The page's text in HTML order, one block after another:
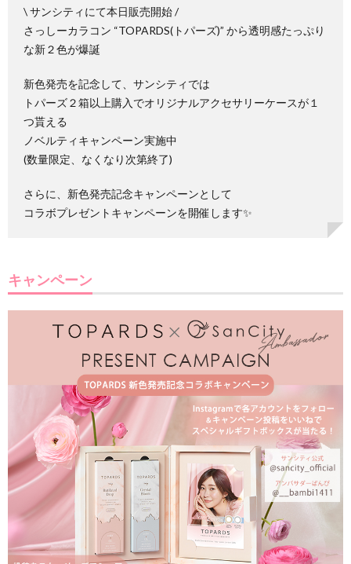
\ サンシティにて本日販売開始 /
さっしーカラコン “TOPARDS(トパーズ)” から透明感たっぷり
な新２色が爆誕⁡
新色発売を記念して、サンシティでは
トパーズ２箱以上購入でオリジナルアクセサリーケースが１
つ貰える
ノベルティキャンペーン実施中
(数量限定、なくなり次第終了)
さらに、新色発売記念キャンペーンとして
コラボプレゼントキャンペーンを開催します✨
キャンペーン